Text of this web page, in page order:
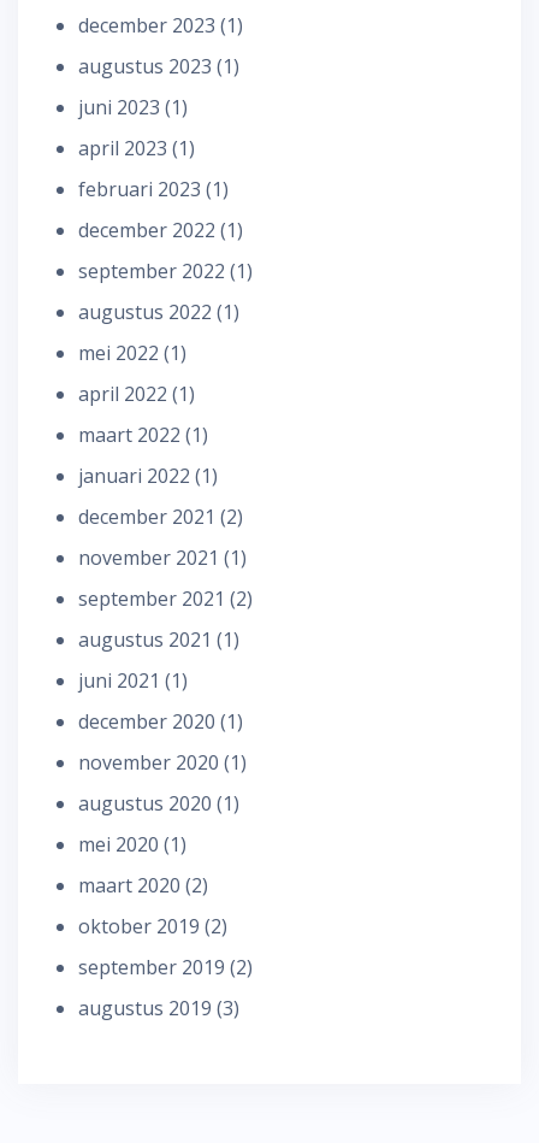
december 2023 (1)
augustus 2023 (1)
juni 2023 (1)
april 2023 (1)
februari 2023 (1)
december 2022 (1)
september 2022 (1)
augustus 2022 (1)
mei 2022 (1)
april 2022 (1)
maart 2022 (1)
januari 2022 (1)
december 2021 (2)
november 2021 (1)
september 2021 (2)
augustus 2021 (1)
juni 2021 (1)
december 2020 (1)
november 2020 (1)
augustus 2020 (1)
mei 2020 (1)
maart 2020 (2)
oktober 2019 (2)
september 2019 (2)
augustus 2019 (3)